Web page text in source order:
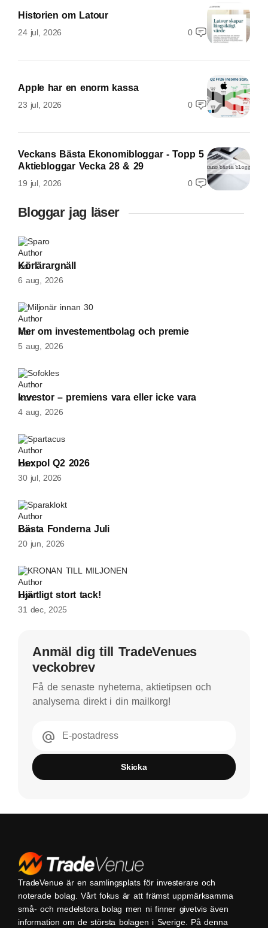
Historien om Latour
24 jul, 2026 0
Apple har en enorm kassa
23 jul, 2026 0
Veckans Bästa Ekonomibloggar - Topp 5
Aktiebloggar Vecka 28 & 29
19 jul, 2026 0
Bloggar jag läser
Sparo
Körlärargnäll
6 aug, 2026
Miljonär innan 30
Mer om investementbolag och premie
5 aug, 2026
Sofokles
Investor – premiens vara eller icke vara
4 aug, 2026
Spartacus
Hexpol Q2 2026
30 jul, 2026
Sparaklokt
Bästa Fonderna Juli
20 jun, 2026
KRONAN TILL MILJONEN
Hjärtligt stort tack!
31 dec, 2025
Anmäl dig till TradeVenues
veckobrev
Få de senaste nyheterna, aktietipsen och
analyserna direkt i din mailkorg!
E-postadress
Skicka
TradeVenue är en samlingsplats för investerare och
noterade bolag. Vårt fokus är att främst uppmärksamma
små- och medelstora bolag men ni finner givetvis även
information om de största bolagen i Sverige. På denna